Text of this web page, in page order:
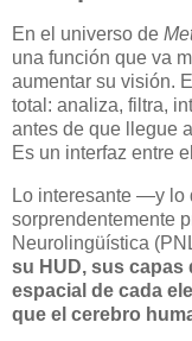
En el universo de
una función que va
aumentar su visión.
total: analiza, filtra,
antes de que llegue
Es un interfaz entre
Lo interesante —y lo
sorprendentemente
Neurolingüística
su HUD, sus
espacial de cada
que el cerebro